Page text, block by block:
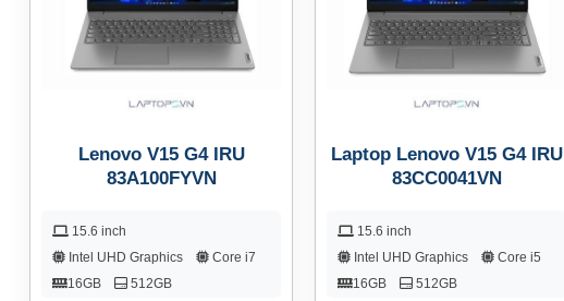
Lenovo V15 G4 IRU
83A100FYVN
15.6 inch
Intel UHD Graphics
Core i7
16GB
512GB
Laptop Lenovo V15 G4 IRU
83CC0041VN
15.6 inch
Intel UHD Graphics
Core i5
16GB
512GB